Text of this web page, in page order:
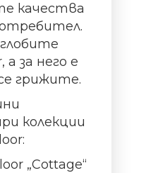
качества
за него е
грижите.
колекции
„Cottage“